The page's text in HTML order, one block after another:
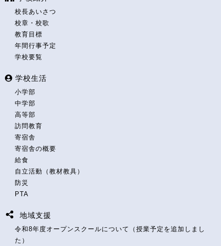
校長あいさつ
校章・校歌
教育目標
年間行事予定
学校要覧
学校生活
小学部
中学部
高等部
訪問教育
寄宿舎
寄宿舎の概要
給食
自立活動（教材教具）
防災
PTA
地域支援
令和8年度オープンスクールについて（授業予定を追加しまし
た）